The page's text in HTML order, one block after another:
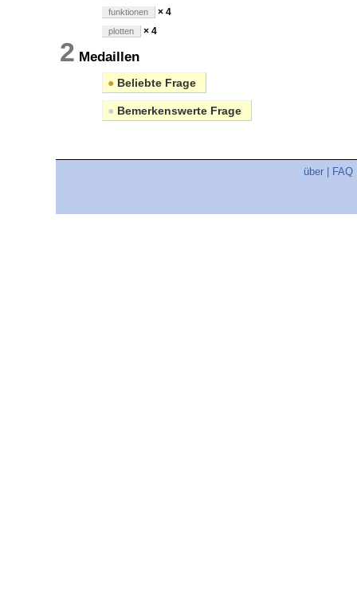
funktionen × 4
plotten × 4
2 Medaillen
● Beliebte Frage
● Bemerkenswerte Frage
über FAQ